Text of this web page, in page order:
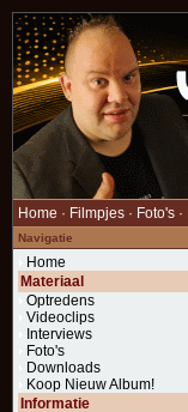
Home · Filmpjes · Foto's ·
Navigatie
Home
Materiaal
Optredens
Videoclips
Interviews
Foto's
Downloads
Koop Nieuw Album!
Informatie